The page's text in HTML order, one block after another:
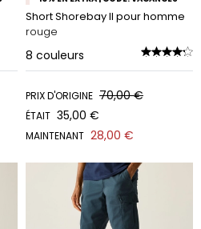
Short Shorebay II pour homme
rouge
8 couleurs
PRIX D'ORIGINE 70,00 €
ÉTAIT 35,00 €
MAINTENANT 28,00 €